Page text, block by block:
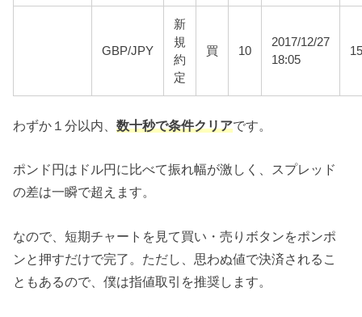
GBP/JPY
新
規
約
定
買 10
2017/12/27
18:05
わずか１分以内、数十秒で条件クリアです。
ポンド円はドル円に比べて振れ幅が激しく、スプレッド
の差は一瞬で超えます。
なので、短期チャートを見て買い・売りボタンをポンポ
ンと押すだけで完了。ただし、思わぬ値で決済されるこ
ともあるので、僕は指値取引を推奨します。